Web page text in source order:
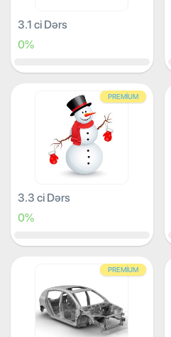
3.1 ci Dərs
0%
PREMIUM
3.3 ci Dərs
0%
PREMIUM